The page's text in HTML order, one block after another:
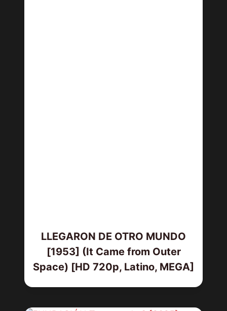
LLEGARON DE OTRO MUNDO
[1953] (It Came from Outer
Space) [HD 720p, Latino, MEGA]